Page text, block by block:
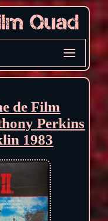
de Film
Perkins
1983